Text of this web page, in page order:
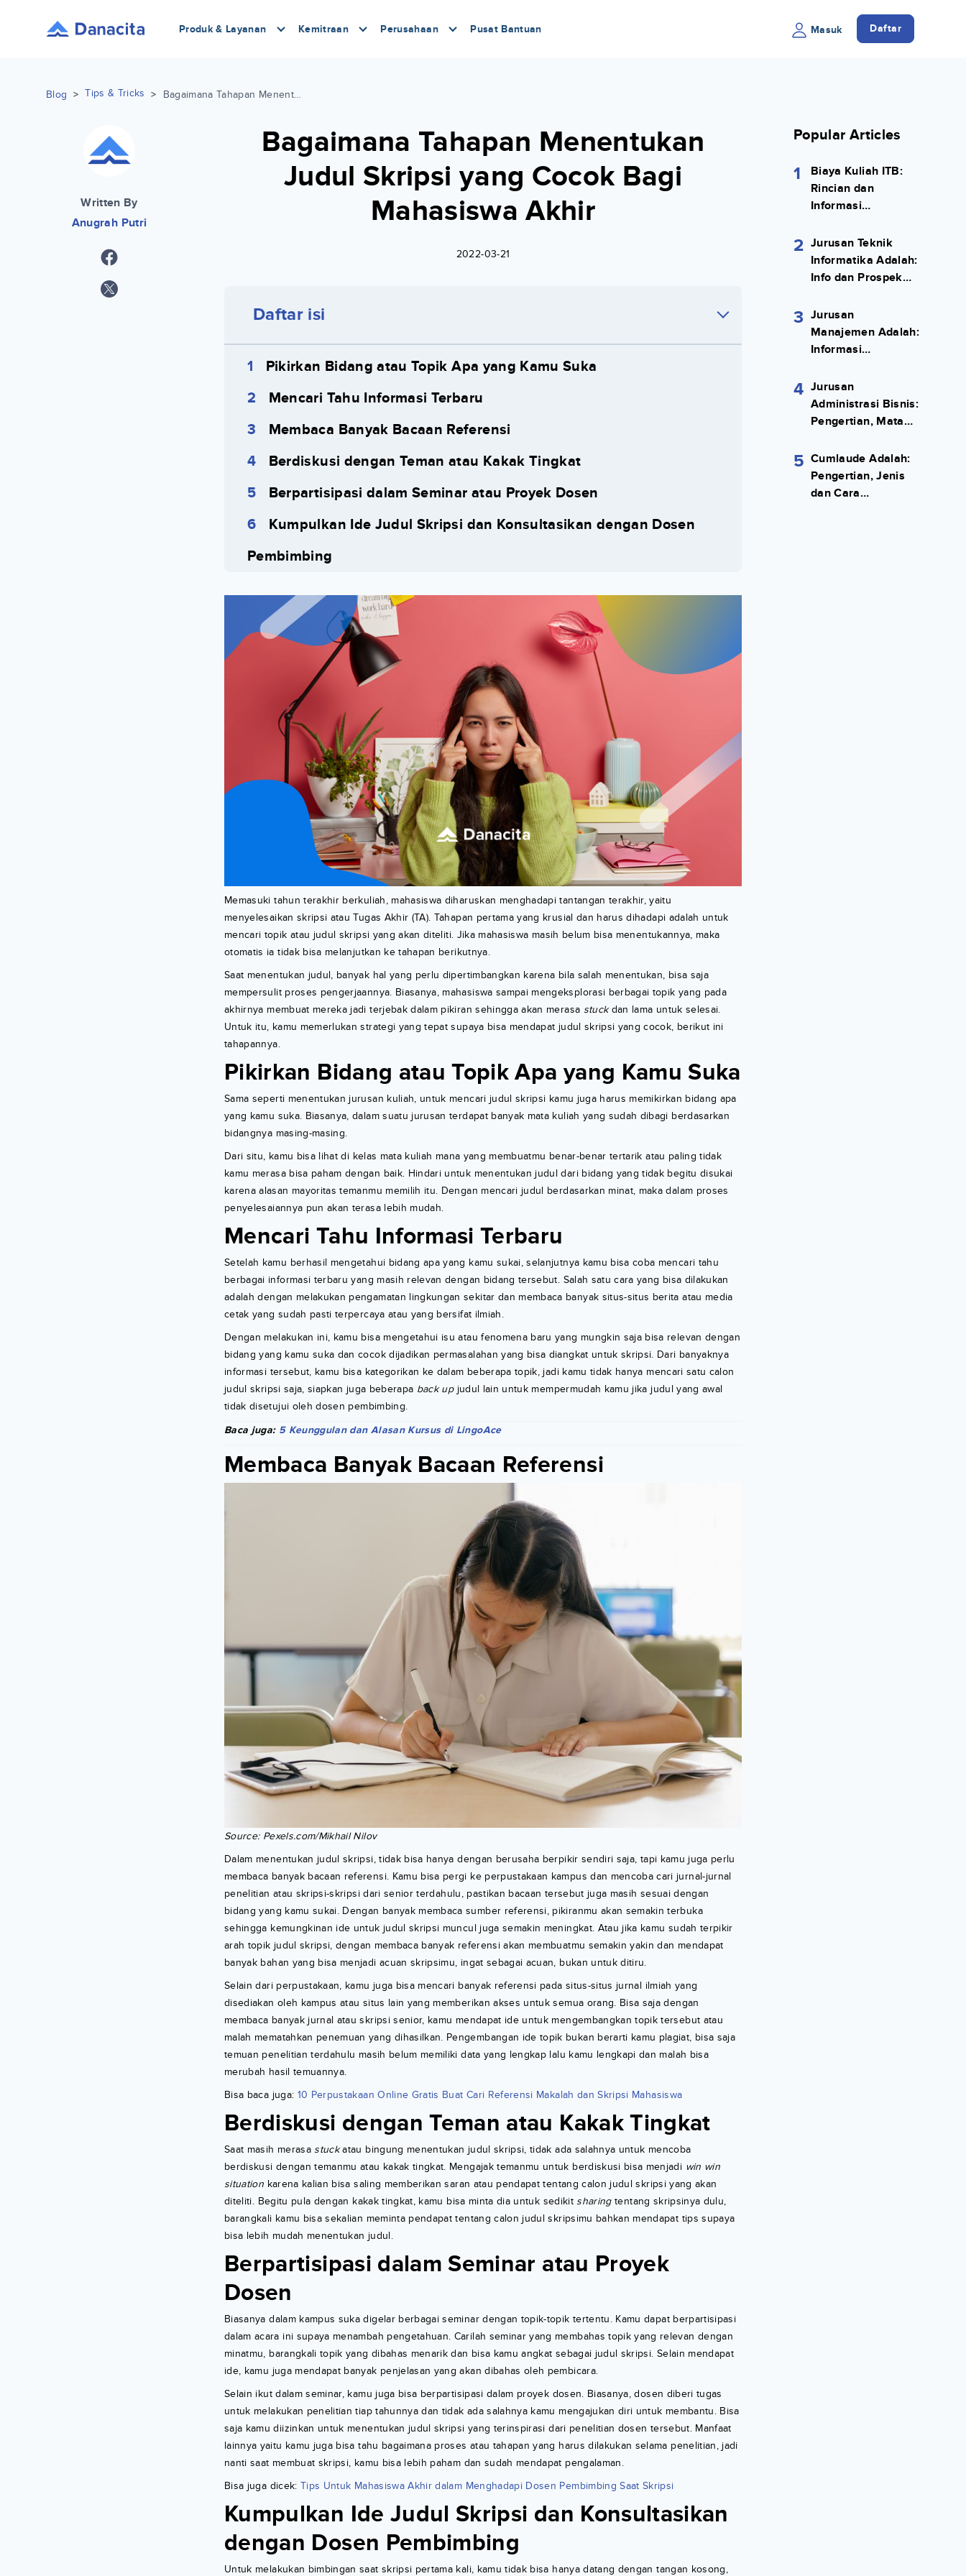
Produk & Layanan Kemitraan Perusahaan Pusat Bantuan Masuk Daftar
Blog > Tips & Tricks > Bagaimana Tahapan Menentukan Judul Skripsi yang Cocok Bagi Mahasiswa Akhir
Written By
Anugrah Putri
Bagaimana Tahapan Menentukan
Judul Skripsi yang Cocok Bagi
Mahasiswa Akhir
2022-03-21
Daftar isi
Pikirkan Bidang atau Topik Apa yang Kamu Suka
Mencari Tahu Informasi Terbaru
Membaca Banyak Bacaan Referensi
Berdiskusi dengan Teman atau Kakak Tingkat
Berpartisipasi dalam Seminar atau Proyek Dosen
Kumpulkan Ide Judul Skripsi dan Konsultasikan dengan Dosen
Pembimbing
Memasuki tahun terakhir berkuliah, mahasiswa diharuskan menghadapi tantangan terakhir, yaitu
menyelesaikan skripsi atau Tugas Akhir (TA). Tahapan pertama yang krusial dan harus dihadapi adalah untuk
mencari topik atau judul skripsi yang akan diteliti. Jika mahasiswa masih belum bisa menentukannya, maka
otomatis ia tidak bisa melanjutkan ke tahapan berikutnya.
Saat menentukan judul, banyak hal yang perlu dipertimbangkan karena bila salah menentukan, bisa saja
mempersulit proses pengerjaannya. Biasanya, mahasiswa sampai mengeksplorasi berbagai topik yang pada
akhirnya membuat mereka jadi terjebak dalam pikiran sehingga akan merasa stuckdan lama untuk selesai.
Untuk itu, kamu memerlukan strategi yang tepat supaya bisa mendapat judul skripsi yang cocok, berikut ini
tahapannya.
Pikirkan Bidang atau Topik Apa yang Kamu Suka
Sama seperti menentukan jurusan kuliah, untuk mencari judul skripsi kamu juga harus memikirkan bidang apa
yang kamu suka. Biasanya, dalam suatu jurusan terdapat banyak mata kuliah yang sudah dibagi berdasarkan
bidangnya masing-masing.
Dari situ, kamu bisa lihat di kelas mata kuliah mana yang membuatmu benar-benar tertarik atau paling tidak
kamu merasa bisa paham dengan baik. Hindari untuk menentukan judul dari bidang yang tidak begitu disukai
karena alasan mayoritas temanmu memilih itu. Dengan mencari judul berdasarkan minat, maka dalam proses
penyelesaiannya pun akan terasa lebih mudah.
Mencari Tahu Informasi Terbaru
Setelah kamu berhasil mengetahui bidang apa yang kamu sukai, selanjutnya kamu bisa coba mencari tahu
berbagai informasi terbaru yang masih relevan dengan bidang tersebut. Salah satu cara yang bisa dilakukan
adalah dengan melakukan pengamatan lingkungan sekitar dan membaca banyak situs-situs berita atau media
cetak yang sudah pasti terpercaya atau yang bersifat ilmiah.
Dengan melakukan ini, kamu bisa mengetahui isu atau fenomena baru yang mungkin saja bisa relevan dengan
bidang yang kamu suka dan cocok dijadikan permasalahan yang bisa diangkat untuk skripsi. Dari banyaknya
informasi tersebut, kamu bisa kategorikan ke dalam beberapa topik, jadi kamu tidak hanya mencari satu calon
judul skripsi saja, siapkan juga beberapa back upjudul lain untuk mempermudah kamu jika judul yang awal
tidak disetujui oleh dosen pembimbing.
Baca juga: 5 Keunggulan dan Alasan Kursus di LingoAce
Membaca Banyak Bacaan Referensi
Source: Pexels.com/Mikhail Nilov
Dalam menentukan judul skripsi, tidak bisa hanya dengan berusaha berpikir sendiri saja, tapi kamu juga perlu
membaca banyak bacaan referensi. Kamu bisa pergi ke perpustakaan kampus dan mencoba cari jurnal-jurnal
penelitian atau skripsi-skripsi dari senior terdahulu, pastikan bacaan tersebut juga masih sesuai dengan
bidang yang kamu sukai. Dengan banyak membaca sumber referensi, pikiranmu akan semakin terbuka
sehingga kemungkinan ide untuk judul skripsi muncul juga semakin meningkat. Atau jika kamu sudah terpikir
arah topik judul skripsi, dengan membaca banyak referensi akan membuatmu semakin yakin dan mendapat
banyak bahan yang bisa menjadi acuan skripsimu, ingat sebagai acuan, bukan untuk ditiru.
Selain dari perpustakaan, kamu juga bisa mencari banyak referensi pada situs-situs jurnal ilmiah yang
disediakan oleh kampus atau situs lain yang memberikan akses untuk semua orang. Bisa saja dengan
membaca banyak jurnal atau skripsi senior, kamu mendapat ide untuk mengembangkan topik tersebut atau
malah mematahkan penemuan yang dihasilkan. Pengembangan ide topik bukan berarti kamu plagiat, bisa saja
temuan penelitian terdahulu masih belum memiliki data yang lengkap lalu kamu lengkapi dan malah bisa
merubah hasil temuannya.
Bisa baca juga: 10 Perpustakaan Online Gratis Buat Cari Referensi Makalah dan Skripsi Mahasiswa
Berdiskusi dengan Teman atau Kakak Tingkat
Saat masih merasa stuckatau bingung menentukan judul skripsi, tidak ada salahnya untuk mencoba
berdiskusi dengan temanmu atau kakak tingkat. Mengajak temanmu untuk berdiskusi bisa menjadi win win
situation karena kalian bisa saling memberikan saran atau pendapat tentang calon judul skripsi yang akan
diteliti. Begitu pula dengan kakak tingkat, kamu bisa minta dia untuk sedikit sharingtentang skripsinya dulu,
barangkali kamu bisa sekalian meminta pendapat tentang calon judul skripsimu bahkan mendapat tips supaya
bisa lebih mudah menentukan judul.
Berpartisipasi dalam Seminar atau Proyek
Dosen
Biasanya dalam kampus suka digelar berbagai seminar dengan topik-topik tertentu. Kamu dapat berpartisipasi
dalam acara ini supaya menambah pengetahuan. Carilah seminar yang membahas topik yang relevan dengan
minatmu, barangkali topik yang dibahas menarik dan bisa kamu angkat sebagai judul skripsi. Selain mendapat
ide, kamu juga mendapat banyak penjelasan yang akan dibahas oleh pembicara.
Selain ikut dalam seminar, kamu juga bisa berpartisipasi dalam proyek dosen. Biasanya, dosen diberi tugas
untuk melakukan penelitian tiap tahunnya dan tidak ada salahnya kamu mengajukan diri untuk membantu. Bisa
saja kamu diizinkan untuk menentukan judul skripsi yang terinspirasi dari penelitian dosen tersebut. Manfaat
lainnya yaitu kamu juga bisa tahu bagaimana proses atau tahapan yang harus dilakukan selama penelitian, jadi
nanti saat membuat skripsi, kamu bisa lebih paham dan sudah mendapat pengalaman.
Bisa juga dicek: Tips Untuk Mahasiswa Akhir dalam Menghadapi Dosen Pembimbing Saat Skripsi
Kumpulkan Ide Judul Skripsi dan Konsultasikan
dengan Dosen Pembimbing
Untuk melakukan bimbingan saat skripsi pertama kali, kamu tidak bisa hanya datang dengan tangan kosong,
Popular Articles
1
Biaya Kuliah ITB:
Rincian dan
Informasi
2 Jurusan Teknik
Informatika Adalah:
Info dan Prospek
3 Jurusan
Manajemen Adalah:
Informasi
4 Jurusan
Administrasi Bisnis:
Pengertian, Mata
Kerja Lengkap
5 Cumlaude Adalah:
Pengertian, Jenis
dan Cara